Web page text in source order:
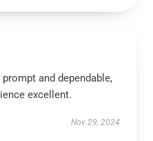
and dependable,
excellent.
Nov 29, 2024